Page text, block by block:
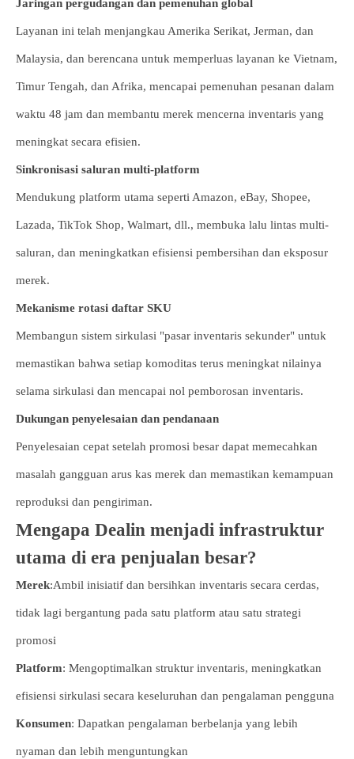
Jaringan pergudangan dan pemenuhan global
Layanan ini telah menjangkau Amerika Serikat, Jerman, dan
Malaysia, dan berencana untuk memperluas layanan ke Vietnam,
Timur Tengah, dan Afrika, mencapai pemenuhan pesanan dalam
waktu 48 jam dan membantu merek mencerna inventaris yang
meningkat secara efisien.
Sinkronisasi saluran multi-platform
Mendukung platform utama seperti Amazon, eBay, Shopee,
Lazada, TikTok Shop, Walmart, dll., membuka lalu lintas multi-
saluran, dan meningkatkan efisiensi pembersihan dan eksposur
merek.
Mekanisme rotasi daftar SKU
Membangun sistem sirkulasi "pasar inventaris sekunder" untuk
memastikan bahwa setiap komoditas terus meningkat nilainya
selama sirkulasi dan mencapai nol pemborosan inventaris.
Dukungan penyelesaian dan pendanaan
Penyelesaian cepat setelah promosi besar dapat memecahkan
masalah gangguan arus kas merek dan memastikan kemampuan
reproduksi dan pengiriman.
Mengapa Dealin menjadi infrastruktur
utama di era penjualan besar?
Merek:Ambil inisiatif dan bersihkan inventaris secara cerdas,
tidak lagi bergantung pada satu platform atau satu strategi
promosi
Platform: Mengoptimalkan struktur inventaris, meningkatkan
efisiensi sirkulasi secara keseluruhan dan pengalaman pengguna
Konsumen: Dapatkan pengalaman berbelanja yang lebih
nyaman dan lebih menguntungkan